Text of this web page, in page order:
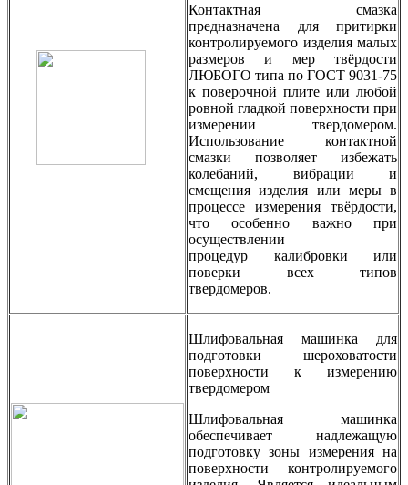
Контактная смазка
предназначена для притирки
контролируемого изделия малых
размеров и мер твёрдости
ЛЮБОГО типа по ГОСТ 9031-75
к поверочной плите или любой
ровной гладкой поверхности при
измерении твердомером.
Использование контактной
смазки позволяет избежать
колебаний, вибрации и
смещения изделия или меры в
процессе измерения твёрдости,
что особенно важно при
осуществлении
процедур калибровки или
поверки всех типов
твердомеров.
Шлифовальная машинка для
подготовки шероховатости
поверхности к измерению
твердомером
Шлифовальная машинка
обеспечивает надлежащую
подготовку зоны измерения на
поверхности контролируемого